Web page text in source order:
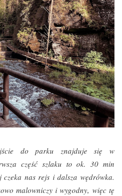
do parku znajduje się w
część szlaku to ok. 30 min
czeka nas rejs i dalsza wędrówka.
malowniczy i wygodny, więc tę